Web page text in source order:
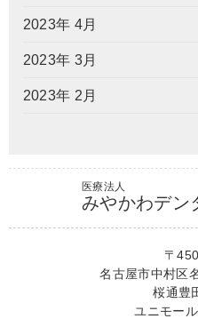
2023年 4月
2023年 3月
2023年 2月
医療法人
みやかわデン
〒
名古屋市中村区
桜通豊
ユニモー